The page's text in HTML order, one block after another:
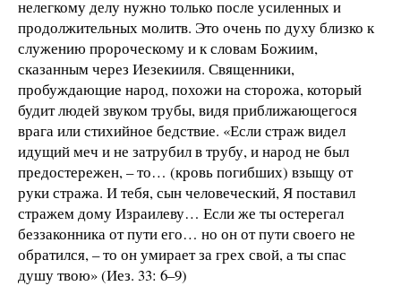
нелегкому делу нужно только после усиленных и
продолжительных молитв. Это очень по духу близко к
служению пророческому и к словам Божиим,
сказанным через Иезекииля. Священники,
пробуждающие народ, похожи на сторожа, который
будит людей звуком трубы, видя приближающегося
врага или стихийное бедствие. «Если страж видел
идущий меч и не затрубил в трубу, и народ не был
предостережен, – то… (кровь погибших) взыщу от
руки стража. И тебя, сын человеческий, Я поставил
стражем дому Израилеву… Если же ты остерегал
беззаконника от пути его… но он от пути своего не
обратился, – то он умирает за грех свой, а ты спас
душу твою» (Иез. 33: 6–9)